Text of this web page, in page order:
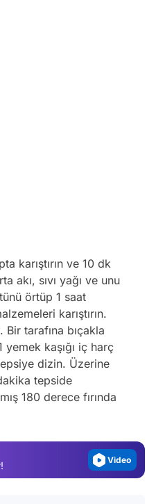
karıştırın ve 10 dk
akı, sıvı yağı ve unu
örtüp 1 saat
karıştırın.
Bir tarafına bıçakla
yemek kaşığı iç harç
dizin. Üzerine
tepside
180 derece fırında
Video
Test